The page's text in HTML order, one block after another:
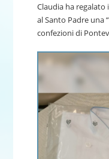
Claudia ha regalato
al Santo Padre una “
confezioni di